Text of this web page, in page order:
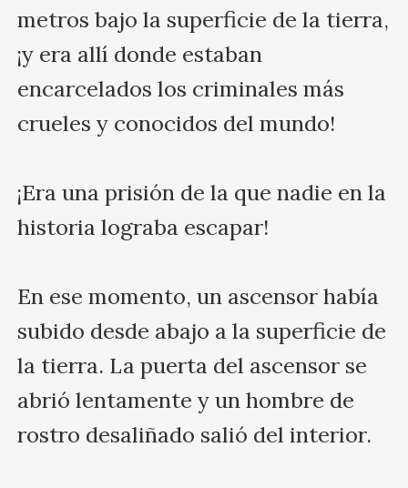
metros bajo la superficie de la tierra,
¡y era allí donde estaban
encarcelados los criminales más
crueles y conocidos del mundo!
¡Era una prisión de la que nadie en la
historia lograba escapar!
En ese momento, un ascensor había
subido desde abajo a la superficie de
la tierra. La puerta del ascensor se
abrió lentamente y un hombre de
rostro desaliñado salió del interior.